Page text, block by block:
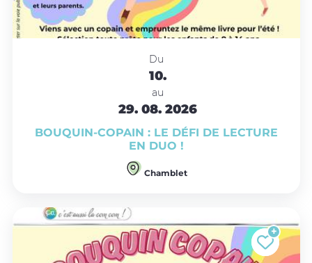
Du
10.
au
29. 08. 2026
BOUQUIN-COPAIN : LE DÉFI DE LECTURE
EN DUO !
Chamblet